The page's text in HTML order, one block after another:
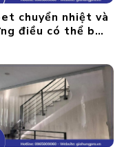
chuyển nhiệt và
điều có thể bạn